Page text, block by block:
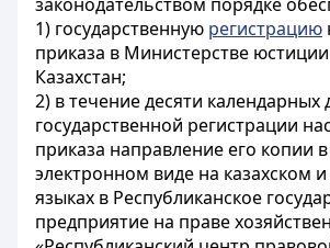
1) государственную регистрацию
приказа в Министерстве
Казахстан;
2) в течение десяти календарных
государственной регистрации
приказа направление его копии
электронном виде на казахском
языках в Республиканское
предприятие на праве